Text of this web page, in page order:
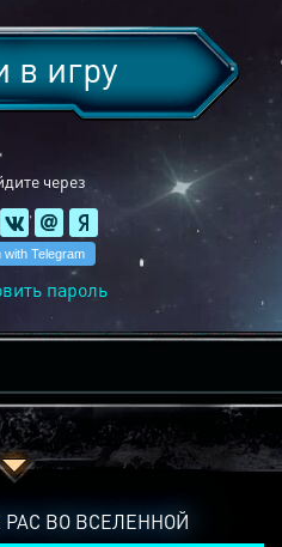
через
в игру
пароль
ВО ВСЕЛЕННОЙ